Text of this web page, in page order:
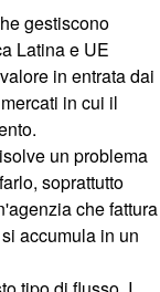
gestiscono
Latina e UE
in entrata dai
in cui il
un problema
soprattutto
che fattura
accumula in un